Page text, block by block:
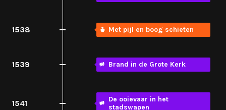
1538 Met pijl en boog schieten
1539 Brand in de Grote Kerk
1541
De ooievaar in het
stadswapen